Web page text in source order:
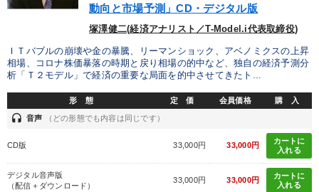
動向と市場予測」CD・デジタル版
塚澤健二(経済アナリスト／T-Model.i代表取締役)
ＩＴバブルの崩壊や金の暴騰、リーマンショック、アベノミクスの上昇
相場、コロナ株価暴落の時期と戻り相場の的中など、独自の経済予測分
析「Ｔ２モデル」で経済の重要な局面を的中させてきたト...
形 態 定 価 会員価格 購 入
headset 音声 （どの形態でも内容は同じです）
CD版 33,000円 33,000円
カートに
入れる
デジタル音声版
（配信＋ダウンロード）
33,000円 33,000円
カートに
入れる